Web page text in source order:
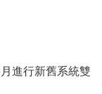
進行新舊系統雙